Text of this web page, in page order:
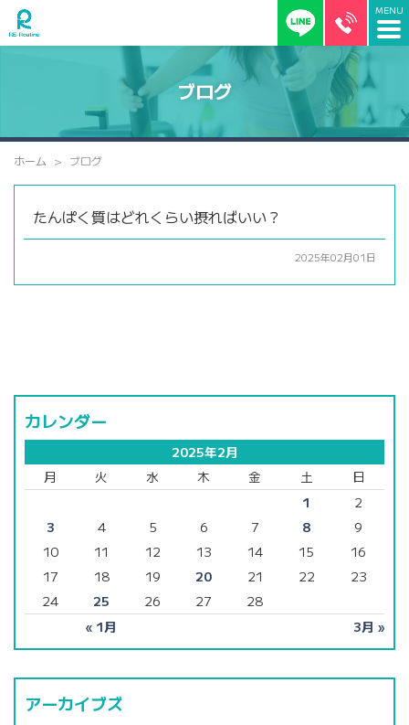
ブログ
ホーム ブログ
たんぱく質はどれくらい摂ればいい？
2025年02月01日
カレンダー
2025年2月
月
火 水 木 金 土 日
« 1月 3月 »
1
2
3
4 5 6 7 8
9
10
11 12 13 14 15
16
17
18 19 20 21 22
23
24
25 26 27 28
アーカイブズ